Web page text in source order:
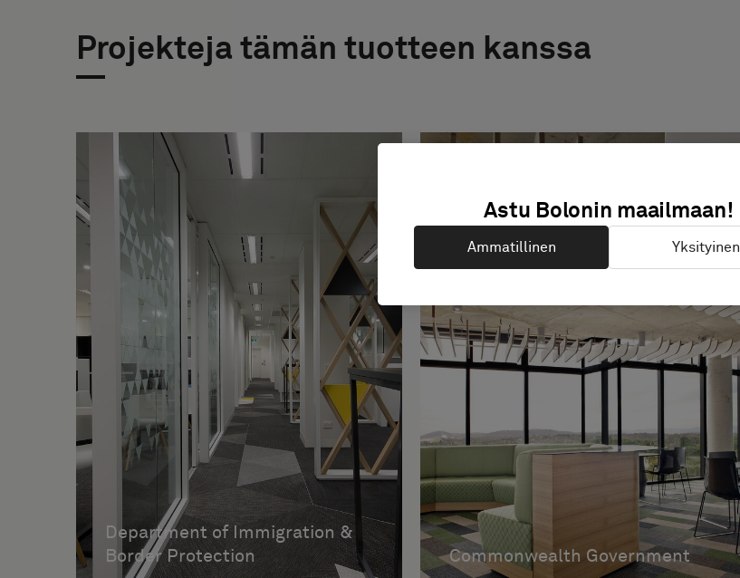
Projekteja tämän tuotteen kanssa
Department of Immigration &
Border Protection
Commonwealth Government
Astu Bolonin maailmaan!
Ammatillinen Yksityinen